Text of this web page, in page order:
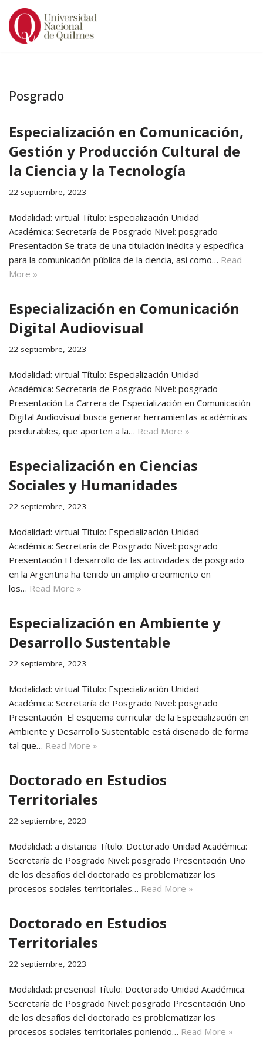
Ir
Posgrado
Especialización en Comunicación,
Gestión y Producción Cultural de
la Ciencia y la Tecnología
22 septiembre, 2023
Modalidad: virtual Título: Especialización Unidad
Académica: Secretaría de Posgrado Nivel: posgrado
Presentación Se trata de una titulación inédita y específica
para la comunicación pública de la ciencia, así como… Read
More »
Especialización en Comunicación
Digital Audiovisual
22 septiembre, 2023
Modalidad: virtual Título: Especialización Unidad
Académica: Secretaría de Posgrado Nivel: posgrado
Presentación La Carrera de Especialización en Comunicación
Digital Audiovisual busca generar herramientas académicas
perdurables, que aporten a la… Read More »
Especialización en Ciencias
Sociales y Humanidades
22 septiembre, 2023
Modalidad: virtual Título: Especialización Unidad
Académica: Secretaría de Posgrado Nivel: posgrado
Presentación El desarrollo de las actividades de posgrado
en la Argentina ha tenido un amplio crecimiento en
los… Read More »
Especialización en Ambiente y
Desarrollo Sustentable
22 septiembre, 2023
Modalidad: virtual Título: Especialización Unidad
Académica: Secretaría de Posgrado Nivel: posgrado
Presentación El esquema curricular de la Especialización en
Ambiente y Desarrollo Sustentable está diseñado de forma
tal que… Read More »
Doctorado en Estudios
Territoriales
22 septiembre, 2023
Modalidad: a distancia Título: Doctorado Unidad Académica:
Secretaría de Posgrado Nivel: posgrado Presentación Uno
de los desafíos del doctorado es problematizar los
procesos sociales territoriales… Read More »
Doctorado en Estudios
Territoriales
22 septiembre, 2023
Modalidad: presencial Título: Doctorado Unidad Académica:
Secretaría de Posgrado Nivel: posgrado Presentación Uno
de los desafíos del doctorado es problematizar los
procesos sociales territoriales poniendo… Read More »